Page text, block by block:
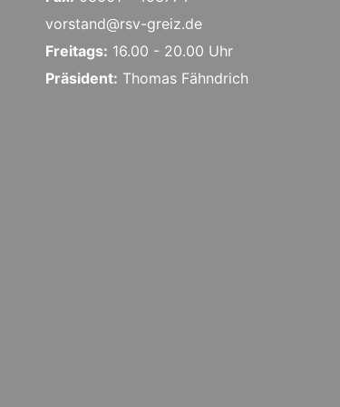
vorstand@rsv-greiz.de
Freitags: 16.00 - 20.00 Uhr
Präsident: Thomas Fähndrich